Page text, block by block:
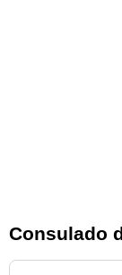
Consulado